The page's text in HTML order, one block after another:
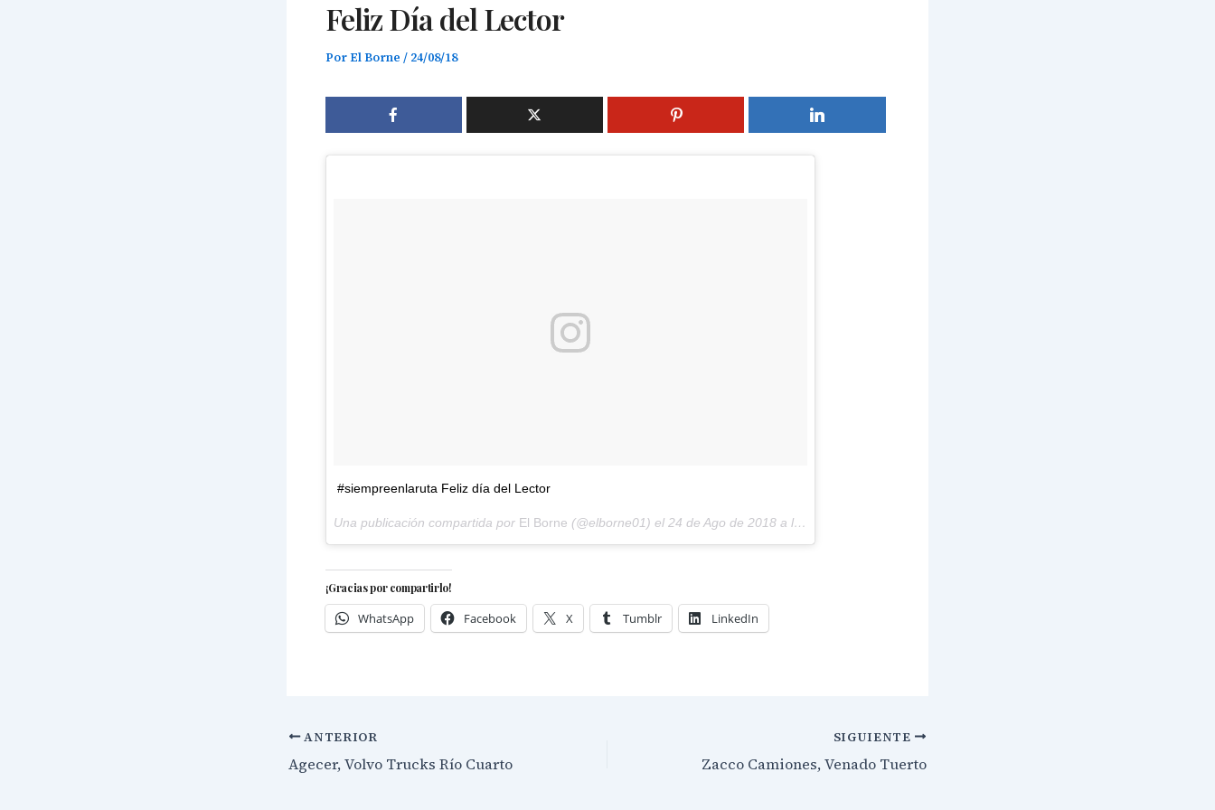
Feliz Día del Lector
PorEl Borne / 24/08/18
#siempreenlaruta Feliz día del Lector
Una publicación compartida por El Borne (@elborne01) el 24 de Ago de 2018 a las 10:33 PDT
¡Gracias por compartirlo!
WhatsApp Facebook X Tumblr LinkedIn
ANTERIOR
Agecer, Volvo Trucks Río Cuarto
SIGUIENTE
Zacco Camiones, Venado Tuerto